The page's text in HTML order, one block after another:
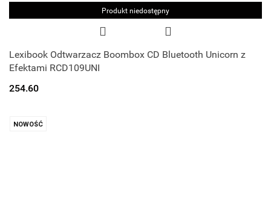
Produkt niedostępny
Lexibook Odtwarzacz Boombox CD Bluetooth Unicorn z
Efektami RCD109UNI
254.60
NOWOŚĆ